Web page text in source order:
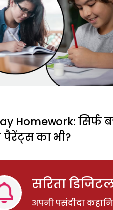
Homework: सिर्फ
पैरेंट्स का भी?
सरिता
अपनी पसंदीदा